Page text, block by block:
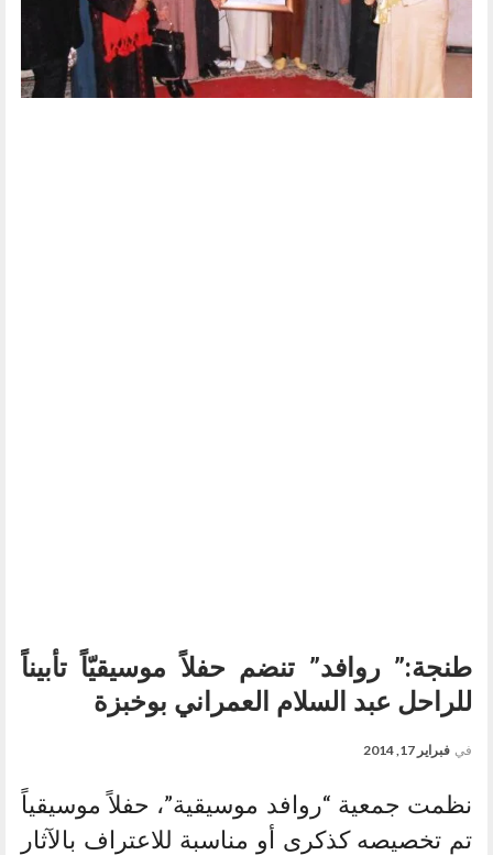
طنجة:” روافد” تنضم حفلاً موسيقيّاً تأبيناً
للراحل عبد السلام العمراني بوخبزة
في فبراير 17, 2014
نظمت جمعية “روافد موسيقية”، حفلاً موسيقياً
تم تخصيصه كذكرى أو مناسبة للاعتراف بالآثار